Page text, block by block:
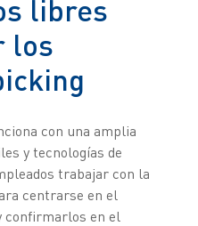
libres
los
con una amplia
y tecnologías de
trabajar con la
centrarse en el
confirmarlos en el